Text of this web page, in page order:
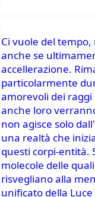
Ci vuole del
anche se
accellerazione.
particolarmente
amorevoli dei
anche loro
non agisce solo
una realtà che
questi corpi-entità.
molecole delle
risvegliano alla
unificato della